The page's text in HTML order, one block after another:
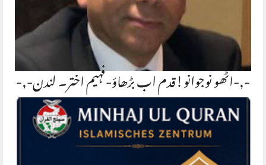
-,-اٹھو نوجوانو!قدم اب بڑھاؤ-فہیم اختر۔ لندن-,-